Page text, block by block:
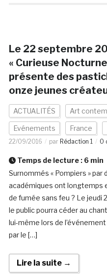
Le 22 septembre
« Curieuse
présente des
onze jeunes
ACTUALITÉS Art
Evénements France
22/09/2016 par Rédaction 1 0
Temps de lecture : 6 min
Surnommés « Pompiers » par
académiques ont longtemps
de fumée sans feu ? Le jeudi
le public pourra céder au
lui-même lors de
par le […]
Lire la suite →